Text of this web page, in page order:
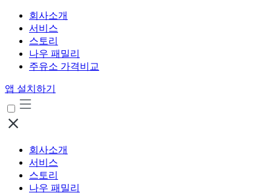
회사소개
서비스
스토리
나우 패밀리
주유소 가격비교
앱 설치하기
회사소개
서비스
스토리
나우 패밀리